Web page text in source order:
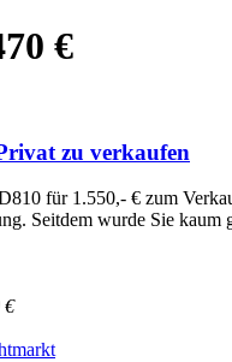
€
zu verkaufen
für 1.550,- € zum
Seitdem wurde Sie kaum
€